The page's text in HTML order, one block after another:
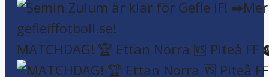
MATCHDAG! 🏆 Ettan Norra 🆚 Piteå FF